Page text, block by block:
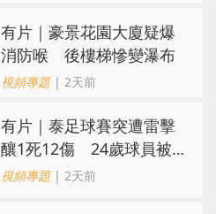
有片｜豪景花園大廈疑爆
消防喉 後樓梯慘變瀑布
視頻專題| 2天前
有片｜泰足球賽突遭雷擊
釀1死12傷 24歲球員被
閃電劈中亡
視頻專題| 2天前